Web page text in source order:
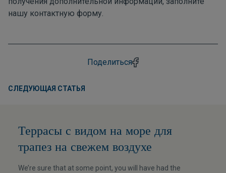
нашу контактную форму.
Поделиться
СЛЕДУЮЩАЯ СТАТЬЯ
Террасы с видом на море для
трапез на свежем воздухе
We’re sure that at some point, you will have had the